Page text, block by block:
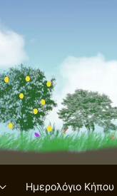
Ημερολόγιο Κήπου